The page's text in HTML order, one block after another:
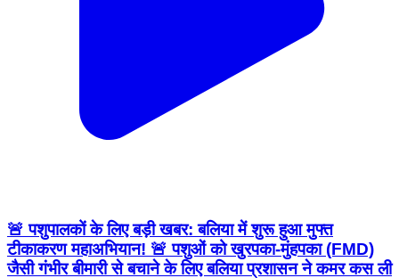
🚨 पशुपालकों के लिए बड़ी खबर: बलिया में शुरू हुआ मुफ्त
टीकाकरण महाअभियान! 🚨 पशुओं को खुरपका-मुंहपका (FMD)
जैसी गंभीर बीमारी से बचाने के लिए बलिया प्रशासन ने कमर कस ली